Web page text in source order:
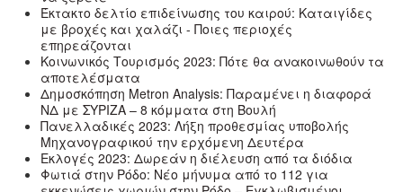
Έκτακτο δελτίο επιδείνωσης του καιρού: Καταιγίδες
με βροχές και χαλάζι - Ποιες περιοχές
επηρεάζονται
Κοινωνικός Τουρισμός 2023: Πότε θα ανακοινωθούν τα
αποτελέσματα
Δημοσκόπηση Metron Analysis: Παραμένει η διαφορά
ΝΔ με ΣΥΡΙΖΑ – 8 κόμματα στη Βουλή
Πανελλαδικές 2023: Λήξη προθεσμίας υποβολής
Μηχανογραφικού την ερχόμενη Δευτέρα
Εκλογές 2023: Δωρεάν η διέλευση από τα διόδια
Φωτιά στην Ρόδο: Νέο μήνυμα από το 112 για